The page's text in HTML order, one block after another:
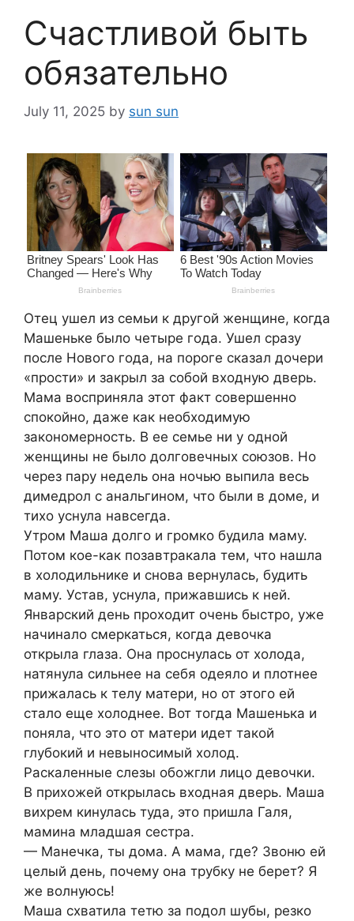
Счастливой быть
обязательно
July 11, 2025 by sun sun
Отец ушел из семьи к другой женщине, когда
Машеньке было четыре года. Ушел сразу
после Нового года, на пороге сказал дочери
«прости» и закрыл за собой входную дверь.
Мама восприняла этот факт совершенно
спокойно, даже как необходимую
закономерность. В ее семье ни у одной
женщины не было долговечных союзов. Но
через пару недель она ночью выпила весь
димедрол с анальгином, что были в доме, и
тихо уснула навсегда.
Утром Маша долго и громко будила маму.
Потом кое-как позавтракала тем, что нашла
в холодильнике и снова вернулась, будить
маму. Устав, уснула, прижавшись к ней.
Январский день проходит очень быстро, уже
начинало смеркаться, когда девочка
открыла глаза. Она проснулась от холода,
натянула сильнее на себя одеяло и плотнее
прижалась к телу матери, но от этого ей
стало еще холоднее. Вот тогда Машенька и
поняла, что это от матери идет такой
глубокий и невыносимый холод.
Раскаленные слезы обожгли лицо девочки.
В прихожей открылась входная дверь. Маша
вихрем кинулась туда, это пришла Галя,
мамина младшая сестра.
— Манечка, ты дома. А мама, где? Звоню ей
целый день, почему она трубку не берет? Я
же волнуюсь!
Маша схватила тетю за подол шубы, резко